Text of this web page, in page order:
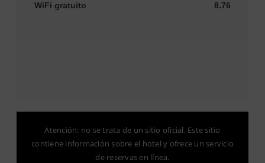
WiFi gratuito 8.76
Atención: no se trata de un sitio oficial. Este sitio
contiene información sobre el hotel y ofrece un servicio
de reservas en línea.